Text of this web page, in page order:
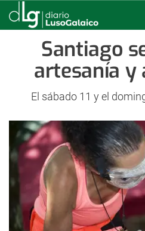
Santiago
artesanía y
El sábado 11 y el